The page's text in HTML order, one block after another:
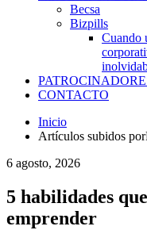
Becsa
Bizpills
Cuando
CONTACTO
Inicio
Artículos subidos
6 agosto, 2026
5 habilidades
emprender